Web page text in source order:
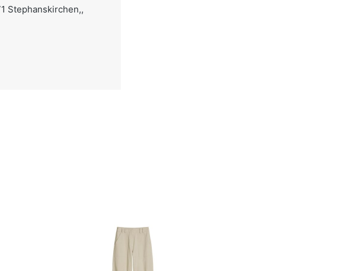
Stephanskirchen,,